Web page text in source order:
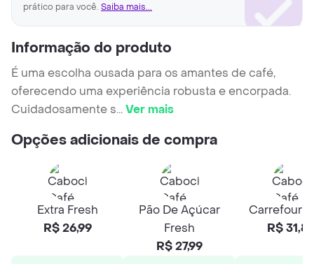
prático para você. Saiba mais...
Informação do produto
É uma escolha ousada para os amantes de café,
oferecendo uma experiência robusta e encorpada.
Cuidadosamente s...Ver mais
Opções adicionais de compra
Extra Fresh
R$ 26,99
Pão De Açúcar
Fresh
R$ 27,99
Carrefour
R$